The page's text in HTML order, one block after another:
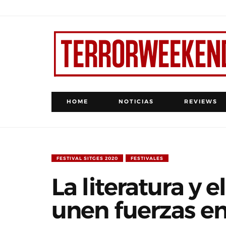
HOME NOTICIAS REVIEWS
FESTIVAL SITGES 2020 FESTIVALES
La literatura y
unen fuerzas